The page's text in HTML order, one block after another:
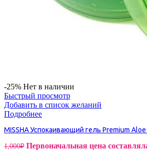
-25% Нет в наличии
Быстрый просмотр
Добавить в список желаний
Подробнее
MISSHA Успокаивающий гель Premium
1,000₽ Первоначальная цена